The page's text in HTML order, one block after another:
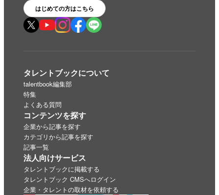
はじめての方はこちら
タレントブックについて
talentbook編集部
特集
よくある質問
コンテンツを探す
企業から記事を探す
カテゴリから記事を探す
記事一覧
法人向けサービス
タレントブックに掲載する
タレントブック CMSへログイン
企業・タレントの取材を依頼する